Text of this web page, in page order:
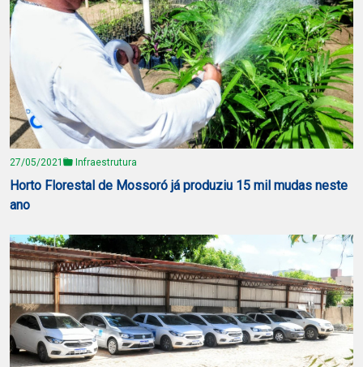
27/05/2021 Infraestrutura
Horto Florestal de Mossoró já produziu 15 mil mudas neste
ano